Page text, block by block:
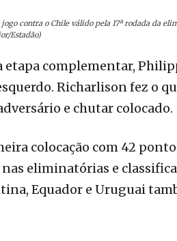
contra o Chile válido pela 17ª rodada da
Estadão)
etapa complementar,
Richarlison fez o
e chutar colocado.
colocação com 42
eliminatórias e
Equador e Uruguai